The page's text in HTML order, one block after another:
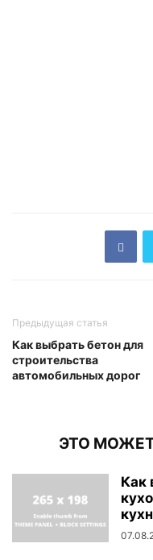
Предыдущая статья
Как выбрать бетон для
строительства
автомобильных дорог
ЭТО
Как